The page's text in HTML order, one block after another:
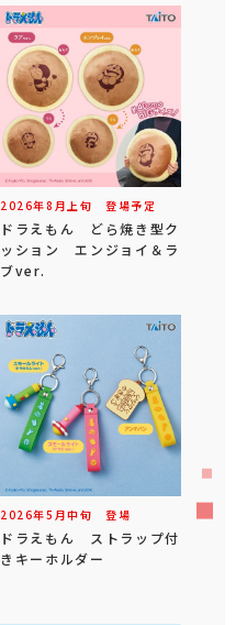
2026年8 月 上旬 登場予定
ドラえもん どら焼き型ク
ッション エンジョイ＆ラ
ブver.
2026年5 月中旬 登場
ドラえもん ストラップ付
きキーホルダー